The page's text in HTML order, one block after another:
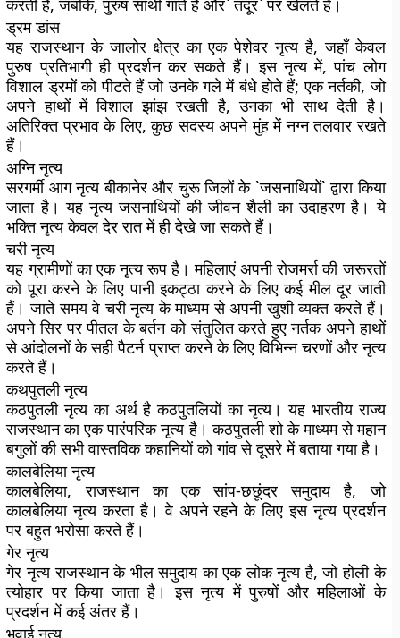
करती हैं, जबकि, पुरुष साथी गाते हैं और` तंदूर` पर खेलते हैं।
ड्रम डांस
यह राजस्थान के जालोर क्षेत्र का एक पेशेवर नृत्य है, जहाँ केवल
पुरुष प्रतिभागी ही प्रदर्शन कर सकते हैं। इस नृत्य में, पांच लोग
विशाल ड्रमों को पीटते हैं जो उनके गले में बंधे होते हैं; एक नर्तकी, जो
अपने हाथों में विशाल झांझ रखती है, उनका भी साथ देती है।
अतिरिक्त प्रभाव के लिए, कुछ सदस्य अपने मुंह में नग्न तलवार रखते
हैं।
अग्नि नृत्य
सरगर्मी आग नृत्य बीकानेर और चुरू जिलों के `जसनाथियों` द्वारा किया
जाता है। यह नृत्य जसनाथियों की जीवन शैली का उदाहरण है। ये
भक्ति नृत्य केवल देर रात में ही देखे जा सकते हैं।
चरी नृत्य
यह ग्रामीणों का एक नृत्य रूप है। महिलाएं अपनी रोजमर्रा की जरूरतों
को पूरा करने के लिए पानी इकट्ठा करने के लिए कई मील दूर जाती
हैं। जाते समय वे चरी नृत्य के माध्यम से अपनी खुशी व्यक्त करते हैं।
अपने सिर पर पीतल के बर्तन को संतुलित करते हुए नर्तक अपने हाथों
से आंदोलनों के सही पैटर्न प्राप्त करने के लिए विभिन्न चरणों और नृत्य
करते हैं।
कथपुतली नृत्य
कठपुतली नृत्य का अर्थ है कठपुतलियों का नृत्य। यह भारतीय राज्य
राजस्थान का एक पारंपरिक नृत्य है। कठपुतली शो के माध्यम से महान
बगुलों की सभी वास्तविक कहानियों को गांव से दूसरे में बताया गया है।
कालबेलिया नृत्य
कालबेलिया, राजस्थान का एक सांप-छछूंदर समुदाय है, जो
कालबेलिया नृत्य करता है। वे अपने रहने के लिए इस नृत्य प्रदर्शन
पर बहुत भरोसा करते हैं।
गेर नृत्य
गेर नृत्य राजस्थान के भील समुदाय का एक लोक नृत्य है, जो होली के
त्योहार पर किया जाता है। इस नृत्य में पुरुषों और महिलाओं के
प्रदर्शन में कई अंतर हैं।
भवाई नृत्य